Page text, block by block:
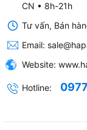
- Chương trình
làm việc của
sạch chén, dĩa
nhãn năng
CN • 8h-21h
Tư vấn, Bán
Email:
Website:
Hotline: